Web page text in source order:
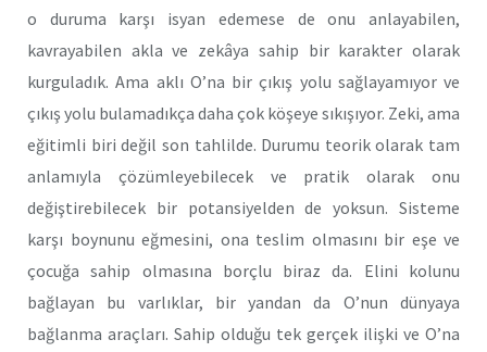
o duruma karşı isyan edemese de onu anlayabilen,
kavrayabilen akla ve zekâya sahip bir karakter olarak
kurguladık. Ama aklı O’na bir çıkış yolu sağlayamıyor ve
çıkış yolu bulamadıkça daha çok köşeye sıkışıyor. Zeki, ama
eğitimli biri değil son tahlilde. Durumu teorik olarak tam
anlamıyla çözümleyebilecek ve pratik olarak onu
değiştirebilecek bir potansiyelden de yoksun. Sisteme
karşı boynunu eğmesini, ona teslim olmasını bir eşe ve
çocuğa sahip olmasına borçlu biraz da. Elini kolunu
bağlayan bu varlıklar, bir yandan da O’nun dünyaya
bağlanma araçları. Sahip olduğu tek gerçek ilişki ve O’na